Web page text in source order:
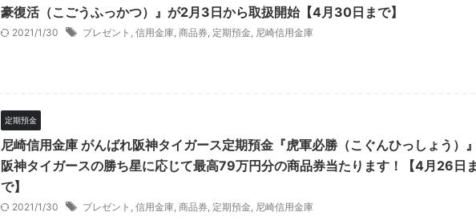
豪復活（こごうふっかつ）』が2月3日から取扱開始【4月30日まで】
2021/1/30 プレゼント , 信用金庫, 商品券, 定期預金, 尼崎信用金庫
定期預金
尼崎信用金庫 がんばれ阪神タイガース定期預金『虎軍必勝（こぐんひっしょう）
阪神タイガースの勝ち星に応じて最高79万円分の商品券当たります！【4月26日
で】
2021/1/30 プレゼント , 信用金庫, 商品券, 定期預金, 尼崎信用金庫